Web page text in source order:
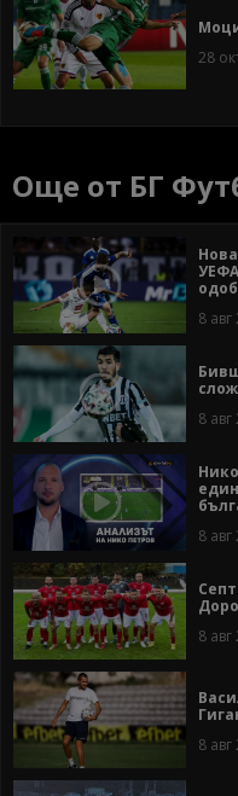
28
Още от БГ
8
8
8
8
8